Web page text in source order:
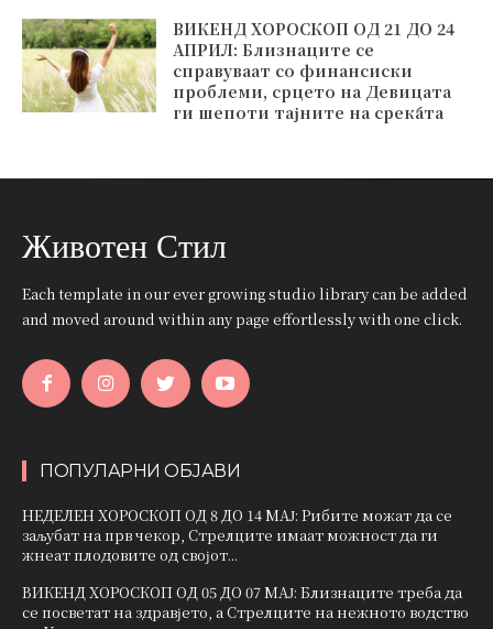
ВИКЕНД ХОРОСКОП ОД 21 ДО 24
АПРИЛ: Близнаците се
справуваат со финансиски
проблеми, срцето на Девицата
ги шепоти тајните на среќата
Животен Стил
Each template in our ever growing studio library can be added
and moved around within any page effortlessly with one click.
ПОПУЛАРНИ ОБЈАВИ
НЕДЕЛЕН ХОРОСКОП ОД 8 ДО 14 МАЈ: Рибите можат да се
заљубат на прв чекор, Стрелците имаат можност да ги
жнеат плодовите од својот...
ВИКЕНД ХОРОСКОП ОД 05 ДО 07 МАЈ: Близнаците треба да
се посветат на здравјето, а Стрелците на нежното водство